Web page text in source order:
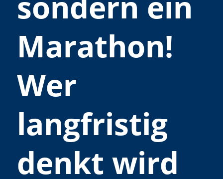
Marathon!
Wer
langfristig
denkt wird